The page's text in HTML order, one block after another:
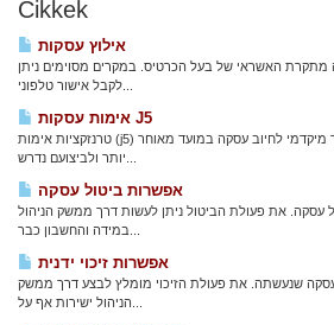
Cikkek
אילוץ עסקות
מתקרת האשראי של בעל הכרטיס. במקרים מסוימים ניתן
אימות עסקות J5
טרנזקציות אימות (j5) הם טרנזקציות המוודאות אישור מיקדמי לחיוב עסקה במועד מאוחר
אפשרות ביטול עסקה
עסקה. את פעולת הביטול ניתן לעשות דרך ממשק הניהול
אפשרות זיכוי ידנית
עסקה שנעשתה. את פעולת הזיכוי מומלץ לבצע דרך ממשק